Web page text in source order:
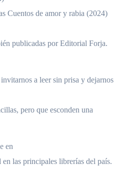
Cuentos de amor y rabia (2024)
publicadas por Editorial Forja.
a leer sin prisa y dejarnos
pero que esconden una
en
las principales librerías del país.